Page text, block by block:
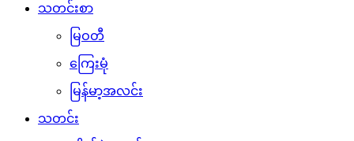
သတင်းစာ
မြဝတီ
ကြေးမုံ
မြန်မာ့အလင်း
သတင်း